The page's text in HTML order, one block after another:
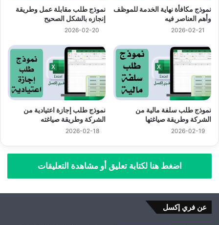
نموذج مكافأة نهاية الخدمة للموظف
وأهم العناصر فيه
2026-02-21
نموذج طلب مقابلة عمل وطريقة
إنجازه بالشكل الصحيح
2026-02-20
نموذج طلب سلفة مالية من
الشركة وطريقة صياغتها
2026-02-19
نموذج طلب إجازة اعتيادية من
الشركة وطريقة صياغته
2026-02-18
اضغط هنا لكتابة تعليق أو مشاهدة التعليقات
عن فري إكسل